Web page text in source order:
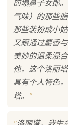
的塌鼻子女郎
气味）的那些
那些装扮成小
又跟通过麝香
美妙的温柔混
他，这个洛丽
具有个人特色
塔。
"
"洛丽塔，我生